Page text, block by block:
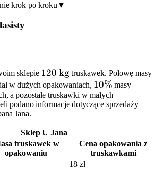
krok po kroku ▼
sklepie 120\
\text{kg}
120 kg truskawek. Połowę masy
w dużych opakowaniach, 10\%
10% masy
a pozostałe truskawki w małych
podano informacje dotyczące sprzedaży
Jana.
Sklep U Jana
truskawek w
opakowaniu
Cena opakowania z
truskawkami
18 zł